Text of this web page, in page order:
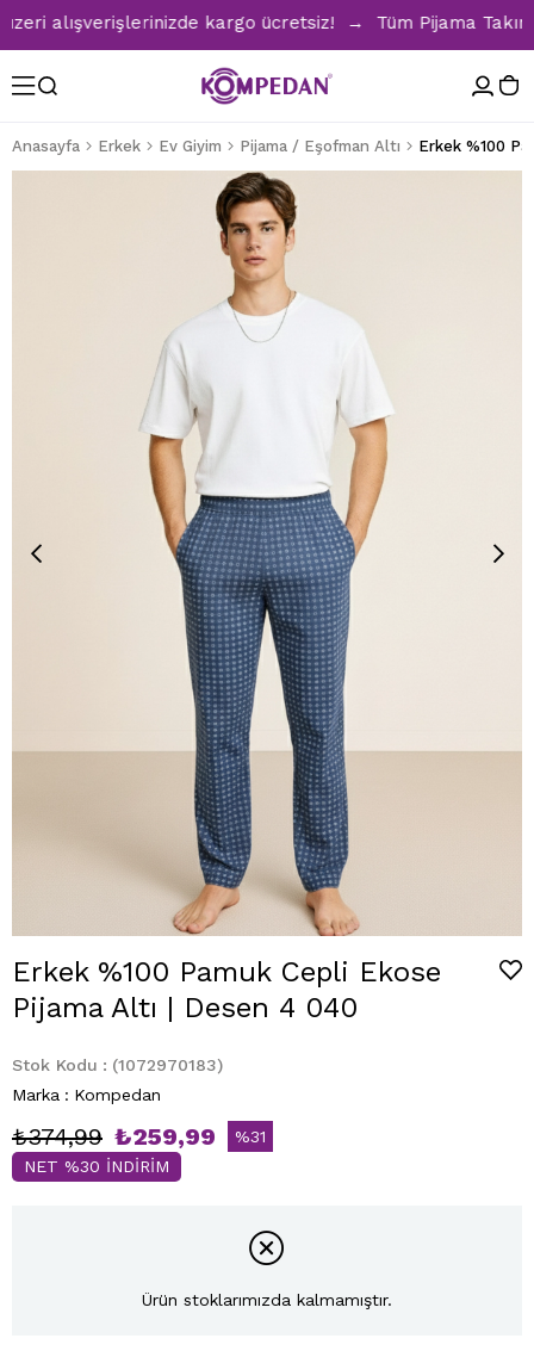
alışverişlerinizde kargo ücretsiz! → Tüm Pijama
Anasayfa Erkek Ev Giyim Pijama / Eşofman Altı
Erkek %100 Pamuk Cepli Ekose
Pijama Altı | Desen 4 040
Stok Kodu
(1072970183)
Marka : Kompedan
₺374,99 ₺259,99 %31
NET %30 İNDİRİM
Ürün stoklarımızda kalmamıştır.